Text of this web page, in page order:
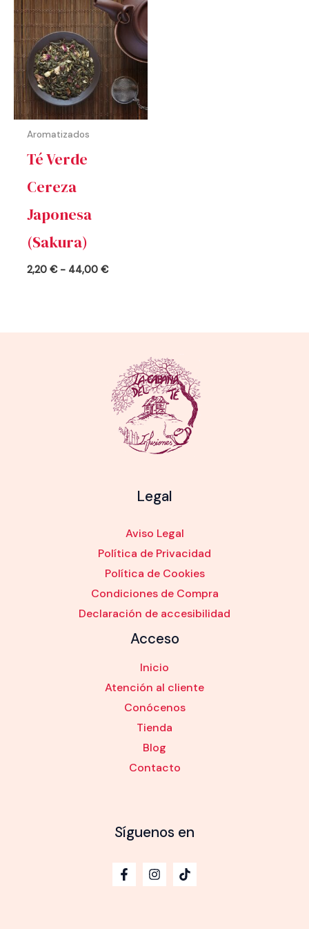
Aromatizados
Té Verde
Cereza
Japonesa
(Sakura)
2,20€ - 44,00€
de
precios:
desde
2,20 €
hasta
44,00 €
Legal
Aviso Legal
Política de Privacidad
Política de Cookies
Condiciones de Compra
Declaración de accesibilidad
Acceso
Inicio
Atención al cliente
Conócenos
Tienda
Blog
Contacto
Síguenos en